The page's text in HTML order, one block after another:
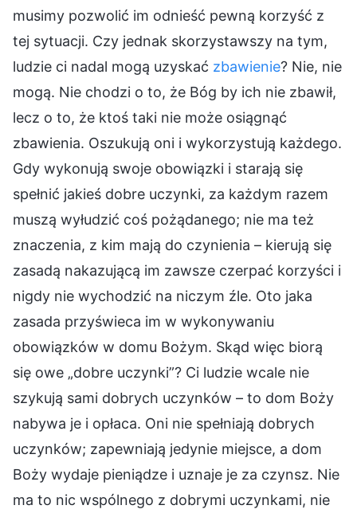
musimy pozwolić im odnieść pewną korzyść z
tej sytuacji. Czy jednak skorzystawszy na tym,
ludzie ci nadal mogą uzyskać zbawienie? Nie, nie
mogą. Nie chodzi o to, że Bóg by ich nie zbawił,
lecz o to, że ktoś taki nie może osiągnąć
zbawienia. Oszukują oni i wykorzystują każdego.
Gdy wykonują swoje obowiązki i starają się
spełnić jakieś dobre uczynki, za każdym razem
muszą wyłudzić coś pożądanego; nie ma też
znaczenia, z kim mają do czynienia – kierują się
zasadą nakazującą im zawsze czerpać korzyści i
nigdy nie wychodzić na niczym źle. Oto jaka
zasada przyświeca im w wykonywaniu
obowiązków w domu Bożym. Skąd więc biorą
się owe „dobre uczynki”? Ci ludzie wcale nie
szykują sami dobrych uczynków – to dom Boży
nabywa je i opłaca. Oni nie spełniają dobrych
uczynków; zapewniają jedynie miejsce, a dom
Boży wydaje pieniądze i uznaje je za czynsz. Nie
ma to nic wspólnego z dobrymi uczynkami, nie